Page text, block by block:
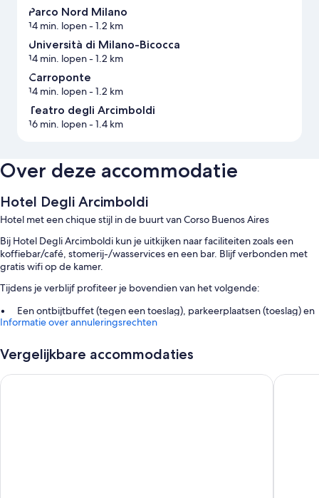
Parco Nord Milano
14 min. lopen- 1.2 km
Università di Milano-Bicocca
14 min. lopen- 1.2 km
Carroponte
14 min. lopen- 1.2 km
Teatro degli Arcimboldi
16 min. lopen- 1.4 km
Over deze accommodatie
Hotel Degli Arcimboldi
Hotel met een chique stijl in de buurt van Corso Buenos Aires
Bij Hotel Degli Arcimboldi kun je uitkijken naar faciliteiten zoals een
koffiebar/café, stomerij-/wasservices en een bar. Blijf verbonden met
gratis wifi op de kamer.
Tijdens je verblijf profiteer je bovendien van het volgende:
Een ontbijtbuffet (tegen een toeslag), parkeerplaatsen (toeslag) en
2 vergaderruimtes
Een geldautomaat/bankservice, een lift en een televisie in de
gemeenschappelijke ruimte
Informatie over annuleringsrechten
Vergelijkbare accommodaties
Hotel Da Vinci Kira